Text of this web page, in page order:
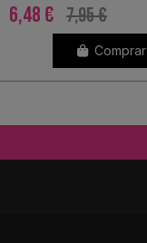
6,48 € 7,95 €
Comprar